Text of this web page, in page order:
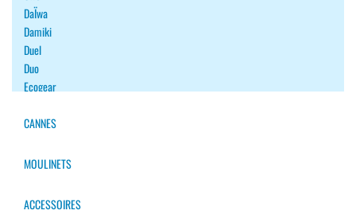
DaÏwa
Damiki
Duel
Duo
Ecogear
Fish Arrow
Flash Union
Gan Craft
Gary Yamamoto
CANNES
MOULINETS
ACCESSOIRES